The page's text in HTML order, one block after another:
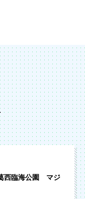
西臨海公園 マジ